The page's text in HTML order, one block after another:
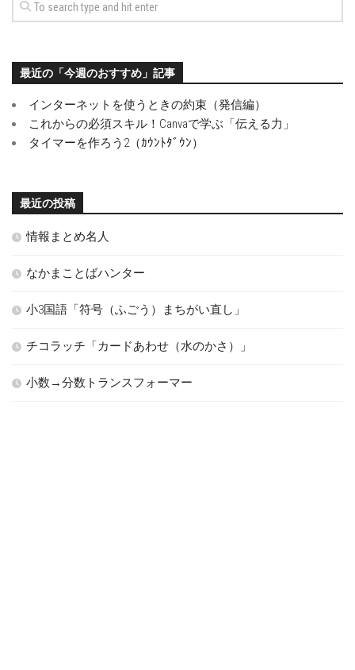
最近の「今週のおすすめ」記事
インターネットを使うときの約束（発信編）
これからの必須スキル！Canvaで学ぶ「伝える力」
タイマーを作ろう2（ｶｳﾝﾄﾀﾞｳﾝ）
最近の投稿
情報まとめ名人
なかまことばハンター
小3国語「符号（ふごう）まちがい直し」
チコラッチ「カードあわせ（水のかさ）」
小数→分数トランスフォーマー